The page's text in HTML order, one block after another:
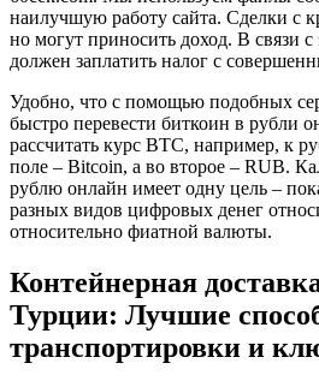
наилучшую работу сайта. Сделки с
но могут приносить доход. В связи с
должен заплатить налог с
Удобно, что с помощью подобных
быстро перевести биткоин в рубли
рассчитать курс BTC, например, к
поле – Bitcoin, а во второе – RUB.
рублю онлайн имеет одну цель –
разных видов цифровых денег
относительно фиатной валюты.
Контейнерная
Турции: Лучшие
транспортировки и